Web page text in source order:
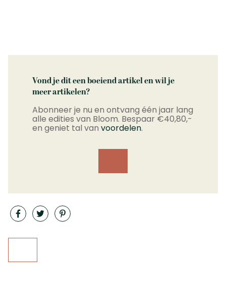
Vond je dit een boeiend artikel en wil je
meer artikelen?
Abonneer je nu en ontvang één jaar lang
alle edities van Bloom. Bespaar €40,80,-
en geniet tal van voordelen.